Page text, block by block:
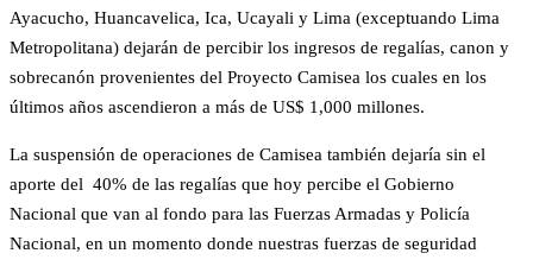
Ayacucho, Huancavelica, Ica, Ucayali y Lima (exceptuando Lima
Metropolitana) dejarán de percibir los ingresos de regalías, canon y
sobrecanón provenientes del Proyecto Camisea los cuales en los
últimos años ascendieron a más de US$ 1,000 millones.
La suspensión de operaciones de Camisea también dejaría sin el
aporte del 40% de las regalías que hoy percibe el Gobierno
Nacional que van al fondo para las Fuerzas Armadas y Policía
Nacional, en un momento donde nuestras fuerzas de seguridad